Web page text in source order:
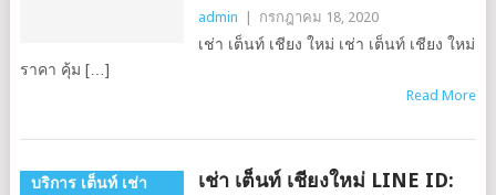
admin กรกฎาคม 18, 2020
เช่า เต็นท์ เชียง ใหม่ เช่า เต็นท์ เชียง ใหม่
ราคา คุ้ม […]
Read More
บริการ เต็นท์ เช่า
เช่า เต็นท์ เชียงใหม่ LINE ID: